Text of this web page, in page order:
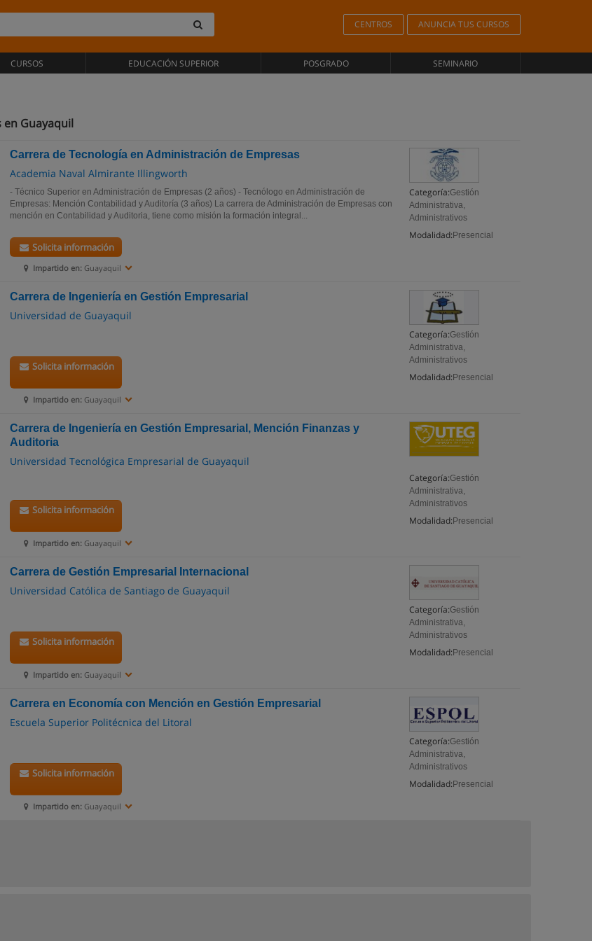
CENTROS ANUNCIA TUS CURSOS
CURSOS EDUCACIÓN SUPERIOR POSGRADO SEMINARIO
Guayaquil
Carrera de Tecnología en Administración de Empresas
Academia Naval Almirante Illingworth
Categoría:Gestión
Administrativa,
Administrativos
Modalidad: Presencial
- Técnico Superior en Administración de Empresas (2 años) - Tecnólogo en Administración de
Empresas: Mención Contabilidad y Auditoría (3 años) La carrera de Administración de Empresas con
mención en Contabilidad y Auditoria, tiene como misión la formación integral...
Impartido en: Guayaquil
Solicita información
Carrera de Ingeniería en Gestión Empresarial
Universidad de Guayaquil
Categoría:Gestión
Administrativa,
Administrativos
Modalidad: Presencial
Impartido en: Guayaquil
Solicita información
Carrera de Ingeniería en Gestión Empresarial, Mención Finanzas y
Auditoria
Universidad Tecnológica Empresarial de Guayaquil
Categoría:Gestión
Administrativa,
Administrativos
Modalidad: Presencial
Impartido en: Guayaquil
Solicita información
Carrera de Gestión Empresarial Internacional
Universidad Católica de Santiago de Guayaquil
Categoría:Gestión
Administrativa,
Administrativos
Modalidad: Presencial
Impartido en: Guayaquil
Solicita información
Carrera en Economía con Mención en Gestión Empresarial
Escuela Superior Politécnica del Litoral
Categoría:Gestión
Administrativa,
Administrativos
Modalidad: Presencial
Impartido en: Guayaquil
Solicita información